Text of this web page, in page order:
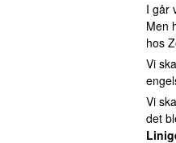
I går
Men
hos
Vi
Vi
det